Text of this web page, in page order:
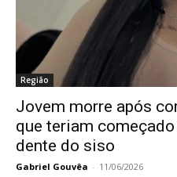
Região
Jovem morre após
que teriam
dente do siso
Gabriel Gouvêa - 11/06/2026